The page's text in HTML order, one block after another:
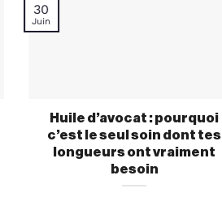
Huile d’avocat : pourquoi
c’est le seul soin dont tes
longueurs ont vraiment
besoin
30
Juin